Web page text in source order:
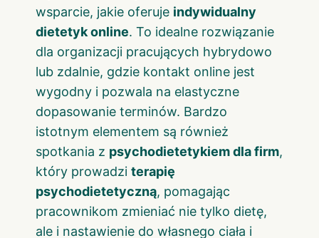
wsparcie, jakie oferuje indywidualny
dietetyk online. To idealne rozwiązanie
dla organizacji pracujących hybrydowo
lub zdalnie, gdzie kontakt online jest
wygodny i pozwala na elastyczne
dopasowanie terminów. Bardzo
istotnym elementem są również
spotkania z psychodietetykiem dla firm,
który prowadzi terapię
psychodietetyczną, pomagając
pracownikom zmieniać nie tylko dietę,
ale i nastawienie do własnego ciała i